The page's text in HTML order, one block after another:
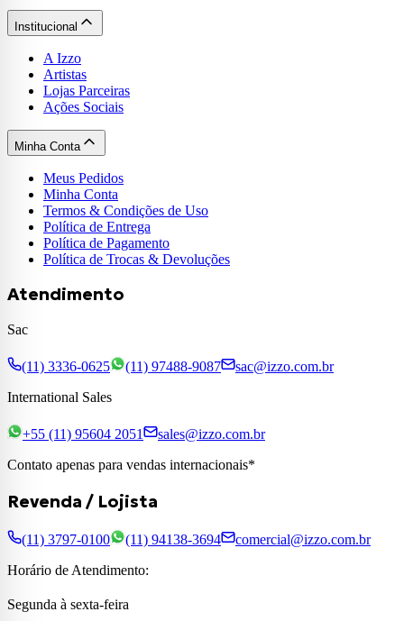
Institucional
A Izzo
Artistas
Lojas Parceiras
Ações Sociais
Minha Conta
Meus Pedidos
Minha Conta
Termos & Condições de Uso
Política de Entrega
Política de Pagamento
Política de Trocas & Devoluções
Atendimento
Sac
(11) 3336-0625 (11) 97488-9087
sac@izzo.com.br
International Sales
+55 (11) 95604 2051
sales@izzo.com.br
Contato apenas para vendas internacionais*
Revenda / Lojista
(11) 3797-0100 (11) 94138-3694
comercial@izzo.com.br
Horário de Atendimento:
Segunda à sexta-feira